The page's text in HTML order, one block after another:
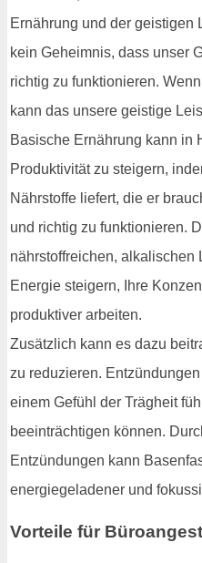
Ernährung und der geistigen
kein Geheimnis, dass unser
richtig zu funktionieren.
kann das unsere geistige
Basische Ernährung kann in
Produktivität zu steigern,
Nährstoffe liefert, die er
und richtig zu funktionieren.
nährstoffreichen, alkalischen
Energie steigern, Ihre
produktiver arbeiten.
Zusätzlich kann es dazu
zu reduzieren.
einem Gefühl der Trägheit
beeinträchtigen können.
Entzündungen kann
energiegeladener und
Vorteile für